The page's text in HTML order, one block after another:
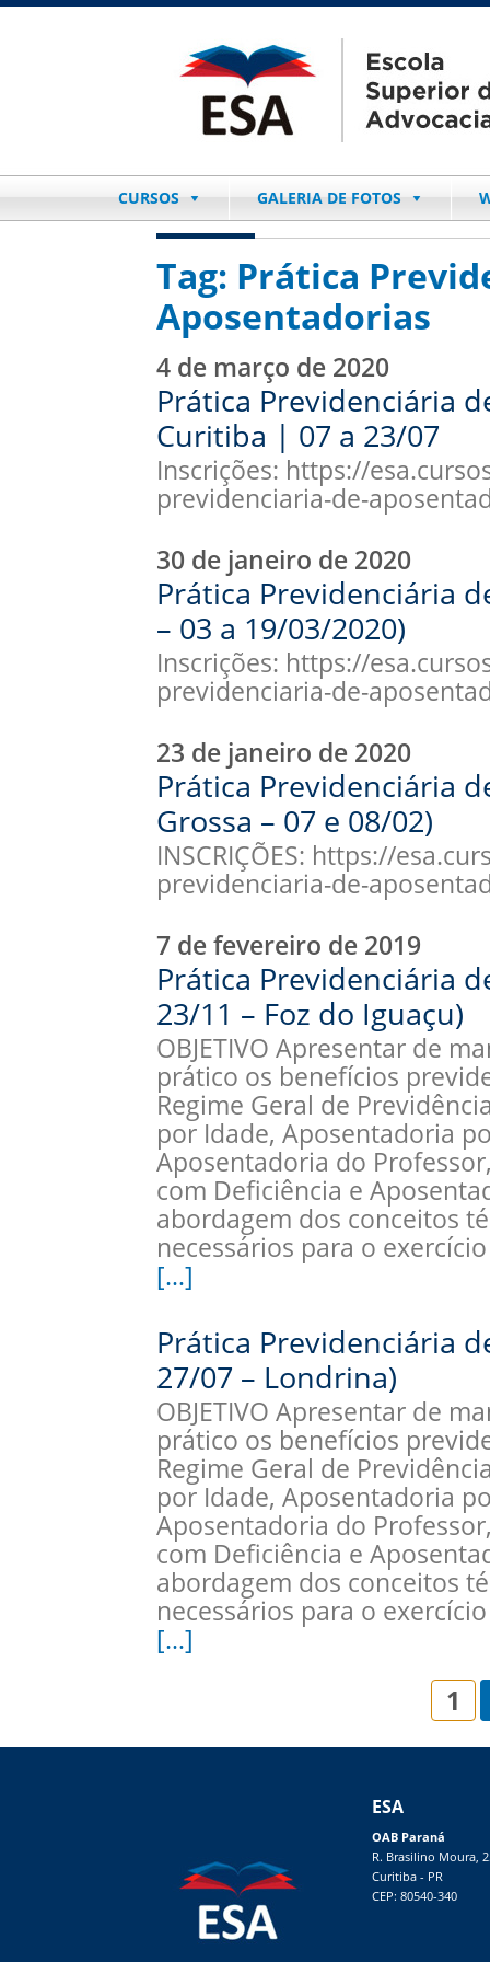
CURSOS GALERIA DE FOTOS
Tag: Prática
Aposentadorias
4 de março de 2020
Prática Previdenciária
Curitiba | 07 a 23/07
Inscrições: https://
previdenciaria-de-
30 de janeiro de 2020
Prática Previdenciária
– 03 a 19/03/2020)
Inscrições: https://
previdenciaria-de-
23 de janeiro de 2020
Prática Previdenciária
Grossa – 07 e 08/02)
INSCRIÇÕES: https://
previdenciaria-de-
7 de fevereiro de 2019
Prática Previdenciária
23/11 – Foz do Iguaçu)
OBJETIVO Apresentar de
prático os benefícios
Regime Geral de
por Idade, Aposentadoria
Aposentadoria do
com Deficiência e
abordagem dos conceitos
necessários para o
[…]
Prática Previdenciária
27/07 – Londrina)
OBJETIVO Apresentar de
prático os benefícios
Regime Geral de
por Idade, Aposentadoria
Aposentadoria do
com Deficiência e
abordagem dos conceitos
necessários para o
[…]
1
ESA
OAB Paraná
R. Brasilino Moura,
Curitiba - PR
CEP: 80540-340